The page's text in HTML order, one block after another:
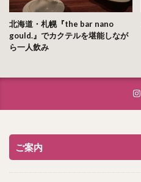
北海道・札幌『the bar nano
gould.』でカクテルを堪能しなが
ら一人飲み
ご案内